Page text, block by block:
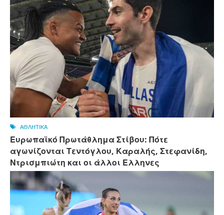
ΑΘΛΗΤΙΚΑ
Ευρωπαϊκό Πρωτάθλημα Στίβου: Πότε
αγωνίζονται Τεντόγλου, Καραλής, Στεφανίδη,
Ντρισμπιώτη και οι άλλοι Ελληνες